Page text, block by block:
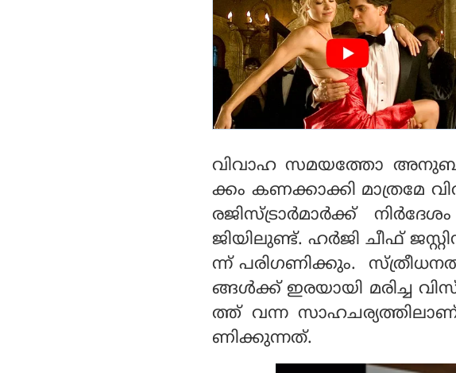
വിവാഹ സമയത്തോ
ക്കം കണക്കാക്കി മാത്രമേ
രജിസ്ട്രാർമാർക്ക്
ജിയിലുണ്ട്. ഹർജി ചീഫ്
ന്ന് പരിഗണിക്കും.
ങ്ങൾക്ക് ഇരയായി മരിച്ച
ത്ത് വന്ന
ണിക്കുന്നത്.